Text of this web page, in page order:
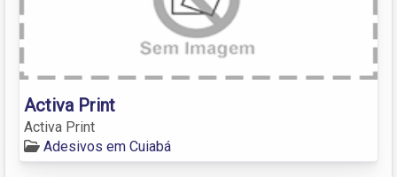
Activa Print
Activa Print
Adesivos em Cuiabá